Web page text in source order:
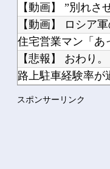
【悲報】 おわり。
スポンサーリンク